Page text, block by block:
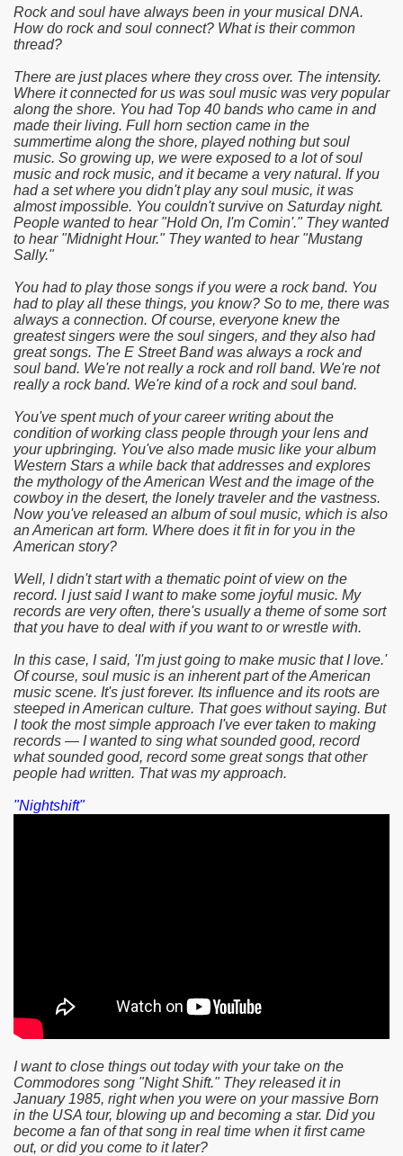
Rock and soul have always been in your musical DNA.
How do rock and soul connect? What is their common
thread?
There are just places where they cross over. The intensity.
Where it connected for us was soul music was very popular
along the shore. You had Top 40 bands who came in and
made their living. Full horn section came in the
summertime along the shore, played nothing but soul
music. So growing up, we were exposed to a lot of soul
music and rock music, and it became a very natural. If you
had a set where you didn't play any soul music, it was
almost impossible. You couldn't survive on Saturday night.
People wanted to hear "Hold On, I'm Comin'." They wanted
to hear "Midnight Hour." They wanted to hear "Mustang
Sally."
You had to play those songs if you were a rock band. You
had to play all these things, you know? So to me, there was
always a connection. Of course, everyone knew the
greatest singers were the soul singers, and they also had
great songs. The E Street Band was always a rock and
soul band. We're not really a rock and roll band. We're not
really a rock band. We're kind of a rock and soul band.
You've spent much of your career writing about the
condition of working class people through your lens and
your upbringing. You've also made music like your album
Western Stars a while back that addresses and explores
the mythology of the American West and the image of the
cowboy in the desert, the lonely traveler and the vastness.
Now you've released an album of soul music, which is also
an American art form. Where does it fit in for you in the
American story?
Well, I didn't start with a thematic point of view on the
record. I just said I want to make some joyful music. My
records are very often, there's usually a theme of some sort
that you have to deal with if you want to or wrestle with.
In this case, I said, 'I'm just going to make music that I love.'
Of course, soul music is an inherent part of the American
music scene. It's just forever. Its influence and its roots are
steeped in American culture. That goes without saying. But
I took the most simple approach I've ever taken to making
records — I wanted to sing what sounded good, record
what sounded good, record some great songs that other
people had written. That was my approach.
"Nightshift"
I want to close things out today with your take on the
Commodores song "Night Shift." They released it in
January 1985, right when you were on your massive Born
in the USA tour, blowing up and becoming a star. Did you
become a fan of that song in real time when it first came
out, or did you come to it later?